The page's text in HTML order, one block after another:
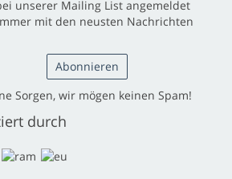
unserer Mailing List angemeldet
mit den neusten Nachrichten
Sorgen, wir mögen keinen Spam!
durch